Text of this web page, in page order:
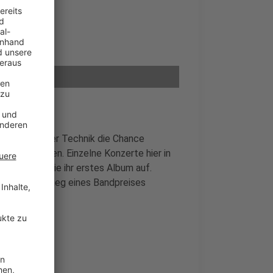
mit guter Technik die Chance
zu arbeiten. Einzelne Konzerte hier in
nehmen sie ihr erstes Album auf.
und den Sieg eines Bandpreises